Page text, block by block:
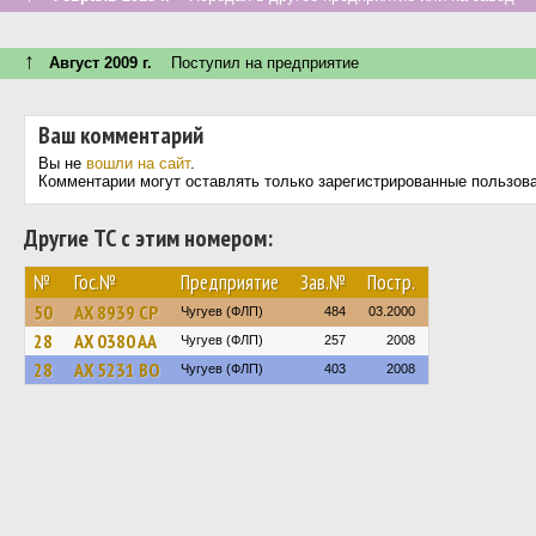
↑ Август 2009 г. Поступил на предприятие
Ваш комментарий
Вы не вошли на сайт.
Комментарии могут оставлять только зарегистрированные
Другие ТС с этим номером:
№ Гос.№ Предприятие Зав.№ Постр.
50 AX 8939 CP Чугуев (ФЛП) 484 03.2000
28 AX 0380 AA Чугуев (ФЛП) 257 2008
28 AX 5231 BO Чугуев (ФЛП) 403 2008